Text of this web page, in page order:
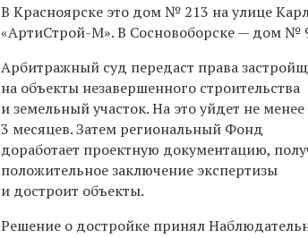
В Красноярске это дом № 213 на улице
«АртиСтрой-М». В Сосновоборске — дом №
Арбитражный суд передаст права
на объекты незавершенного строительства
и земельный участок. На это уйдет не менее
3 месяцев. Затем региональный Фонд
доработает проектную документацию,
положительное заключение экспертизы
и достроит объекты.
Решение о достройке принял